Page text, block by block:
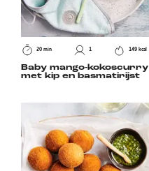
20 min 1 149 kcal
Baby mango-kokoscurry
met kip en basmatirijst